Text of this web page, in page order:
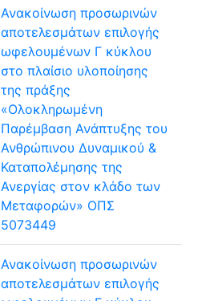
Ανακοίνωση προσωρινών
αποτελεσμάτων επιλογής
ωφελουμένων Γ κύκλου
στο πλαίσιο υλοποίησης
της πράξης
«Ολοκληρωμένη
Παρέμβαση Ανάπτυξης του
Ανθρώπινου Δυναμικού &
Καταπολέμησης της
Ανεργίας στον κλάδο των
Μεταφορών» ΟΠΣ
5073449
Ανακοίνωση προσωρινών
αποτελεσμάτων επιλογής